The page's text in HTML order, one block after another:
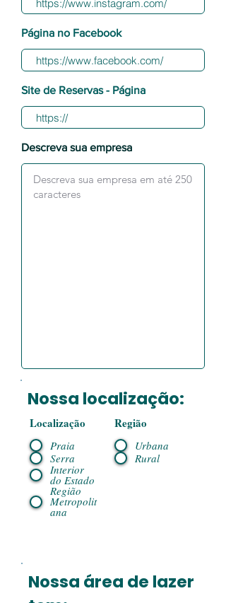
Página no Facebook
Site de Reservas - Página
Descreva sua empresa
Nossa localização:
Localização
Praia
Serra
Interior
do Estado
Região
Metropolit
ana
Região
Urbana
Rural
Nossa área de lazer